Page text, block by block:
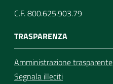
C.F. 800.625.903.79
TRASPARENZA
Amministrazione trasparente
Segnala illeciti